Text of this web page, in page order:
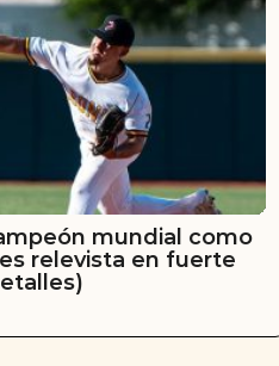
mundial como
relevista en fuerte